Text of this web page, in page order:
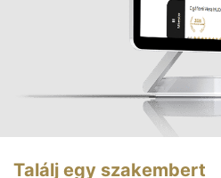
Találj egy szakembert